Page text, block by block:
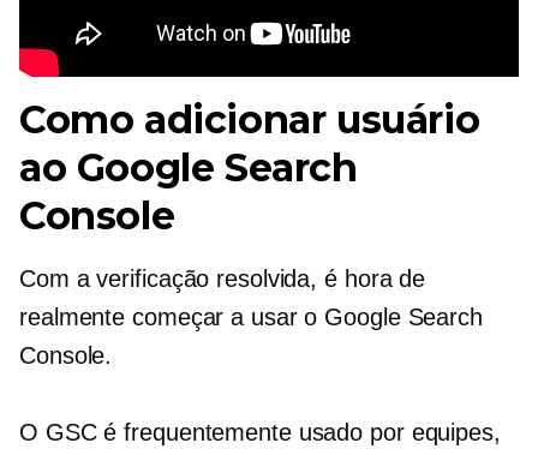
Como adicionar usuário
ao Google Search
Console
Com a verificação resolvida, é hora de
realmente começar a usar o Google Search
Console.
O GSC é frequentemente usado por equipes,